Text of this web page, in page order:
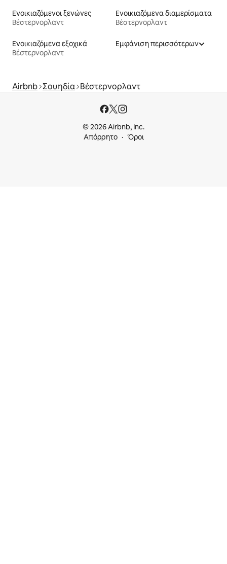
Ενοικιαζόμενοι ξενώνες
Βέστερνορλαντ
Ενοικιαζόμενα διαμερίσματα
Βέστερνορλαντ
Ενοικιαζόμενα εξοχικά
Βέστερνορλαντ
Εμφάνιση περισσότερων
Airbnb Σουηδία Βέστερνορλαντ
© 2026 Airbnb, Inc.
Απόρρητο
Όροι